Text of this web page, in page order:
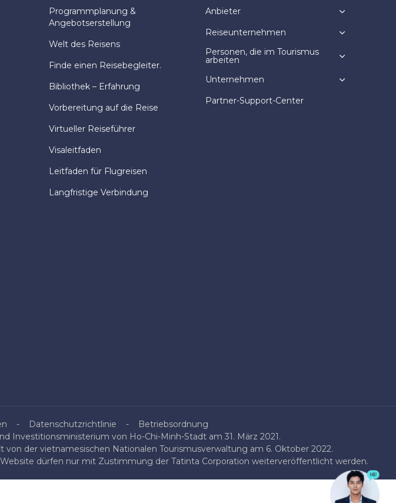
Programmplanung &
Angebotserstellung
Welt des Reisens
Finde einen Reisebegleiter.
Bibliothek – Erfahrung
Vorbereitung auf die Reise
Virtueller Reiseführer
Visaleitfaden
Leitfaden für Flugreisen
Langfristige Verbindung
Anbieter
Reiseunternehmen
Personen, die im Tourismus
arbeiten
Unternehmen
Partner-Support-Center
Datenschutzrichtlinie
Betriebsordnung
Investitionsministerium von Ho-Chi-Minh-Stadt am 31. März 2021.
der vietnamesischen Nationalen Tourismusverwaltung am 6. Oktober 2022.
dürfen nur mit Zustimmung der Tatinta Corporation weiterveröffentlicht werden.